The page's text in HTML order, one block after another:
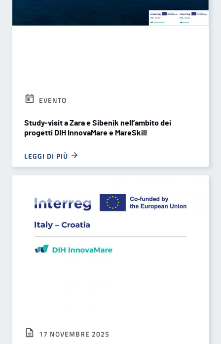
EVENTO
Study-visit a Zara e Sibenik nell’ambito dei
progetti DIH InnovaMare e MareSkill
LEGGI DI PIÙ
17 NOVEMBRE 2025